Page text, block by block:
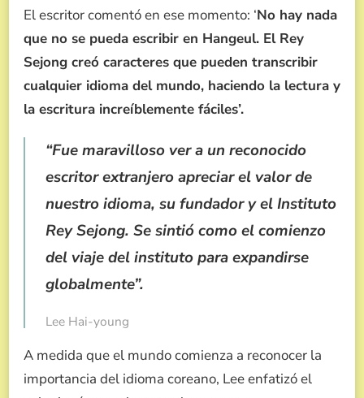
El escritor comentó en ese momento: ‘No hay nada
que no se pueda escribir en Hangeul. El Rey
Sejong creó caracteres que pueden transcribir
cualquier idioma del mundo, haciendo la lectura y
la escritura increíblemente fáciles’.
“Fue maravilloso ver a un reconocido
escritor extranjero apreciar el valor de
nuestro idioma, su fundador y el Instituto
Rey Sejong. Se sintió como el comienzo
del viaje del instituto para expandirse
globalmente”.
Lee Hai-young
A medida que el mundo comienza a reconocer la
importancia del idioma coreano, Lee enfatizó el